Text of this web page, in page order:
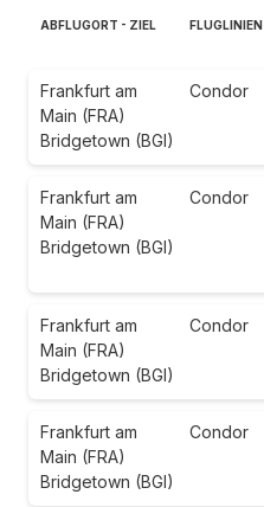
ABFLUGORT - ZIEL FLUGLINIEN
Frankfurt am
Main (FRA)
Bridgetown (BGI)
Condor
Frankfurt am
Main (FRA)
Bridgetown (BGI)
Condor
Frankfurt am
Main (FRA)
Bridgetown (BGI)
Condor
Frankfurt am
Main (FRA)
Bridgetown (BGI)
Condor